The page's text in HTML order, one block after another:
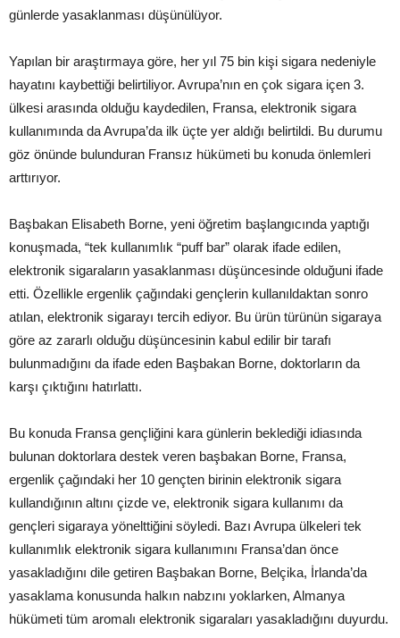
günlerde yasaklanması düşünülüyor.
Yapılan bir araştırmaya göre, her yıl 75 bin kişi sigara nedeniyle
hayatını kaybettiği belirtiliyor. Avrupa’nın en çok sigara içen 3.
ülkesi arasında olduğu kaydedilen, Fransa, elektronik sigara
kullanımında da Avrupa’da ilk üçte yer aldığı belirtildi. Bu durumu
göz önünde bulunduran Fransız hükümeti bu konuda önlemleri
arttırıyor.
Başbakan Elisabeth Borne, yeni öğretim başlangıcında yaptığı
konuşmada, “tek kullanımlık “puff bar” olarak ifade edilen,
elektronik sigaraların yasaklanması düşüncesinde olduğuni ifade
etti. Özellikle ergenlik çağındaki gençlerin kullanıldaktan sonro
atılan, elektronik sigarayı tercih ediyor. Bu ürün türünün sigaraya
göre az zararlı olduğu düşüncesinin kabul edilir bir tarafı
bulunmadığını da ifade eden Başbakan Borne, doktorların da
karşı çıktığını hatırlattı.
Bu konuda Fransa gençliğini kara günlerin beklediği idiasında
bulunan doktorlara destek veren başbakan Borne, Fransa,
ergenlik çağındaki her 10 gençten birinin elektronik sigara
kullandığının altını çizde ve, elektronik sigara kullanımı da
gençleri sigaraya yönelttiğini söyledi. Bazı Avrupa ülkeleri tek
kullanımlık elektronik sigara kullanımını Fransa’dan önce
yasakladığını dile getiren Başbakan Borne, Belçika, İrlanda’da
yasaklama konusunda halkın nabzını yoklarken, Almanya
hükümeti tüm aromalı elektronik sigaraları yasakladığını duyurdu.